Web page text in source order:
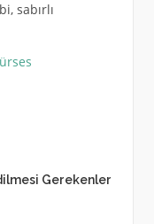
sabırlı
Gerekenler